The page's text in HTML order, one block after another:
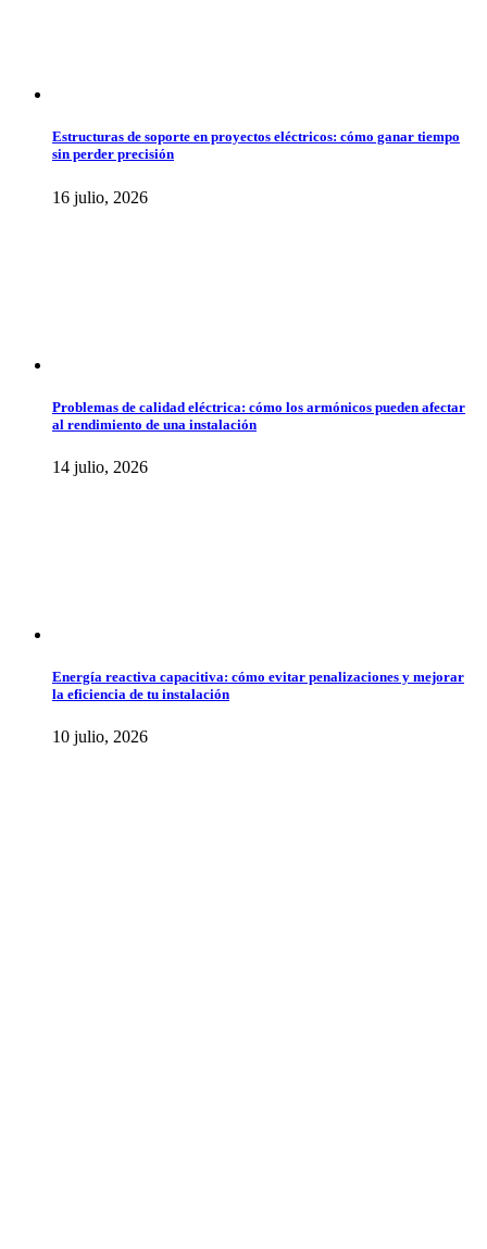
Estructuras de soporte en proyectos eléctricos: cómo ganar tiempo
sin perder precisión
16 julio, 2026
Problemas de calidad eléctrica: cómo los armónicos pueden afectar
al rendimiento de una instalación
14 julio, 2026
Energía reactiva capacitiva: cómo evitar penalizaciones y mejorar
la eficiencia de tu instalación
10 julio, 2026